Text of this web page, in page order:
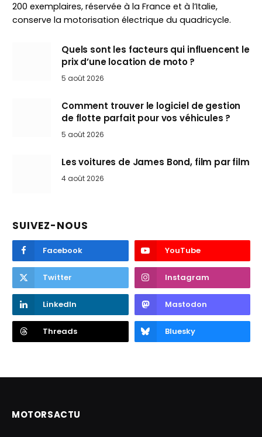
200 exemplaires, réservée à la France et à l’Italie,
conserve la motorisation électrique du quadricycle.
Quels sont les facteurs qui influencent le
prix d’une location de moto ?
5 août 2026
Comment trouver le logiciel de gestion
de flotte parfait pour vos véhicules ?
5 août 2026
Les voitures de James Bond, film par film
4 août 2026
SUIVEZ-NOUS
Facebook YouTube
Twitter Instagram
LinkedIn Mastodon
Threads Bluesky
MOTORSACTU